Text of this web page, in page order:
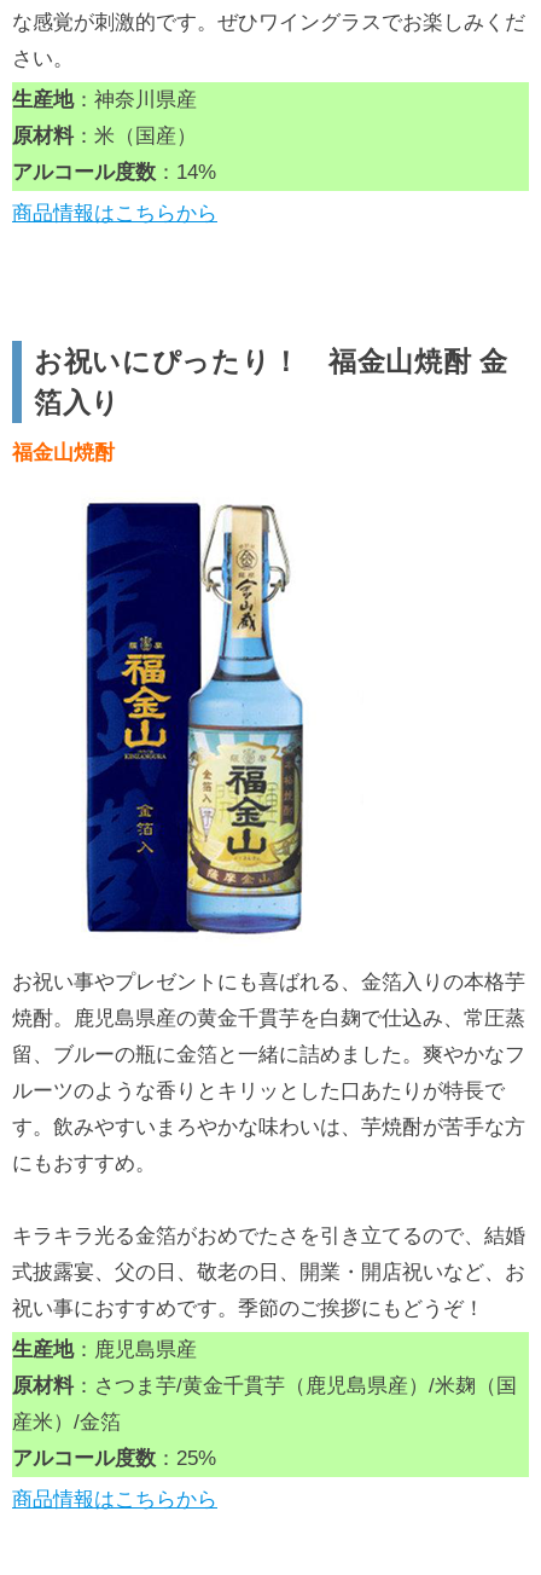
な感覚が刺激的です。ぜひワイングラスでお楽しみくだ
さい。
生産地：神奈川県産
原材料：米（国産）
アルコール度数 ：14%
商品情報はこちらから
お祝いにぴったり！ 福金山焼酎 金
箔入り
福金山焼酎
お祝い事やプレゼントにも喜ばれる、金箔入りの本格芋
焼酎。鹿児島県産の黄金千貫芋を白麹で仕込み、常圧蒸
留、ブルーの瓶に金箔と一緒に詰めました。爽やかなフ
ルーツのような香りとキリッとした口あたりが特長で
す。飲みやすいまろやかな味わいは、芋焼酎が苦手な方
にもおすすめ。
キラキラ光る金箔がおめでたさを引き立てるので、結婚
式披露宴、父の日、敬老の日、開業・開店祝いなど、お
祝い事におすすめです。季節のご挨拶にもどうぞ！
生産地：鹿児島県産
原材料：さつま芋/黄金千貫芋（鹿児島県産）/米麹（国
産米）/金箔
アルコール度数 ：25%
商品情報はこちらから